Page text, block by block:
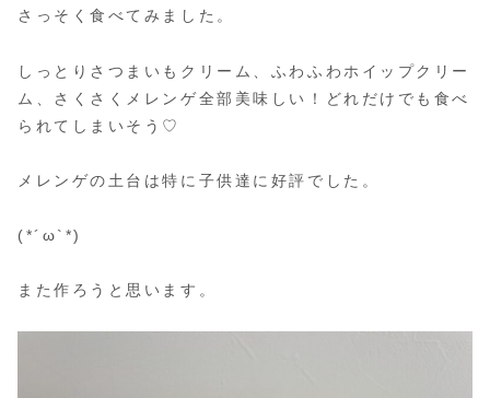
さっそく食べてみました。
しっとりさつまいもクリーム、ふわふわホイップクリー
ム、さくさくメレンゲ全部美味しい！どれだけでも食べ
られてしまいそう♡
メレンゲの土台は特に子供達に好評でした。
(*´ω`*)
また作ろうと思います。